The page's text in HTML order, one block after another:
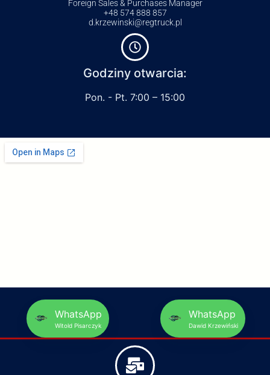
Foreign Sales & Purchases Manager
+48 574 888 857
d.krzewinski@regtruck.pl
Godziny otwarcia:
Pon. - Pt. 7:00 – 15:00
WhatsApp
Witold Pisarczyk
WhatsApp
Dawid Krzewiński